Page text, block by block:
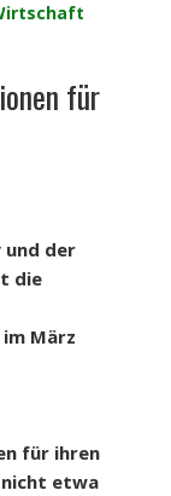
für
und der
die
März
für ihren
etwa